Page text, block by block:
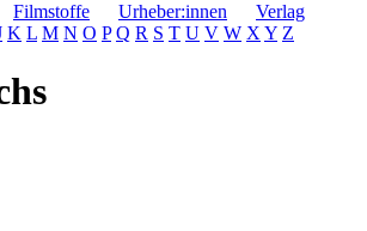
Filmstoffe Urheber:innen
Verlag
K L M N O P Q R S T U V W X Y Z